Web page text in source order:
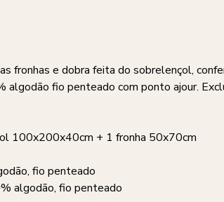
fronhas e dobra feita do sobrelençol,
fio penteado com ponto ajour.
100x200x40cm + 1 fronha 50x70cm
fio penteado
algodão, fio penteado